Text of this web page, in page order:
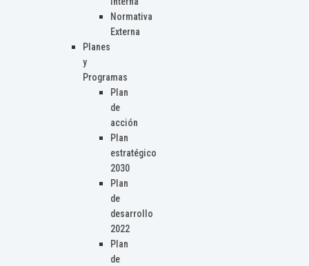
Normativa
Externa
Planes
y
Programas
Plan
de
acción
Plan
estratégico
2030
Plan
de
desarrollo
2022
Plan
de